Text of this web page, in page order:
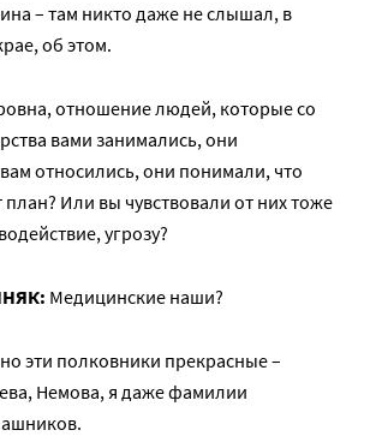
– там никто даже не слышал, в
об этом.
отношение людей, которые со
вами занимались, они
относились, они понимали, что
Или вы чувствовали от них тоже
угрозу?
Медицинские наши?
эти полковники прекрасные –
Немова, я даже фамилии